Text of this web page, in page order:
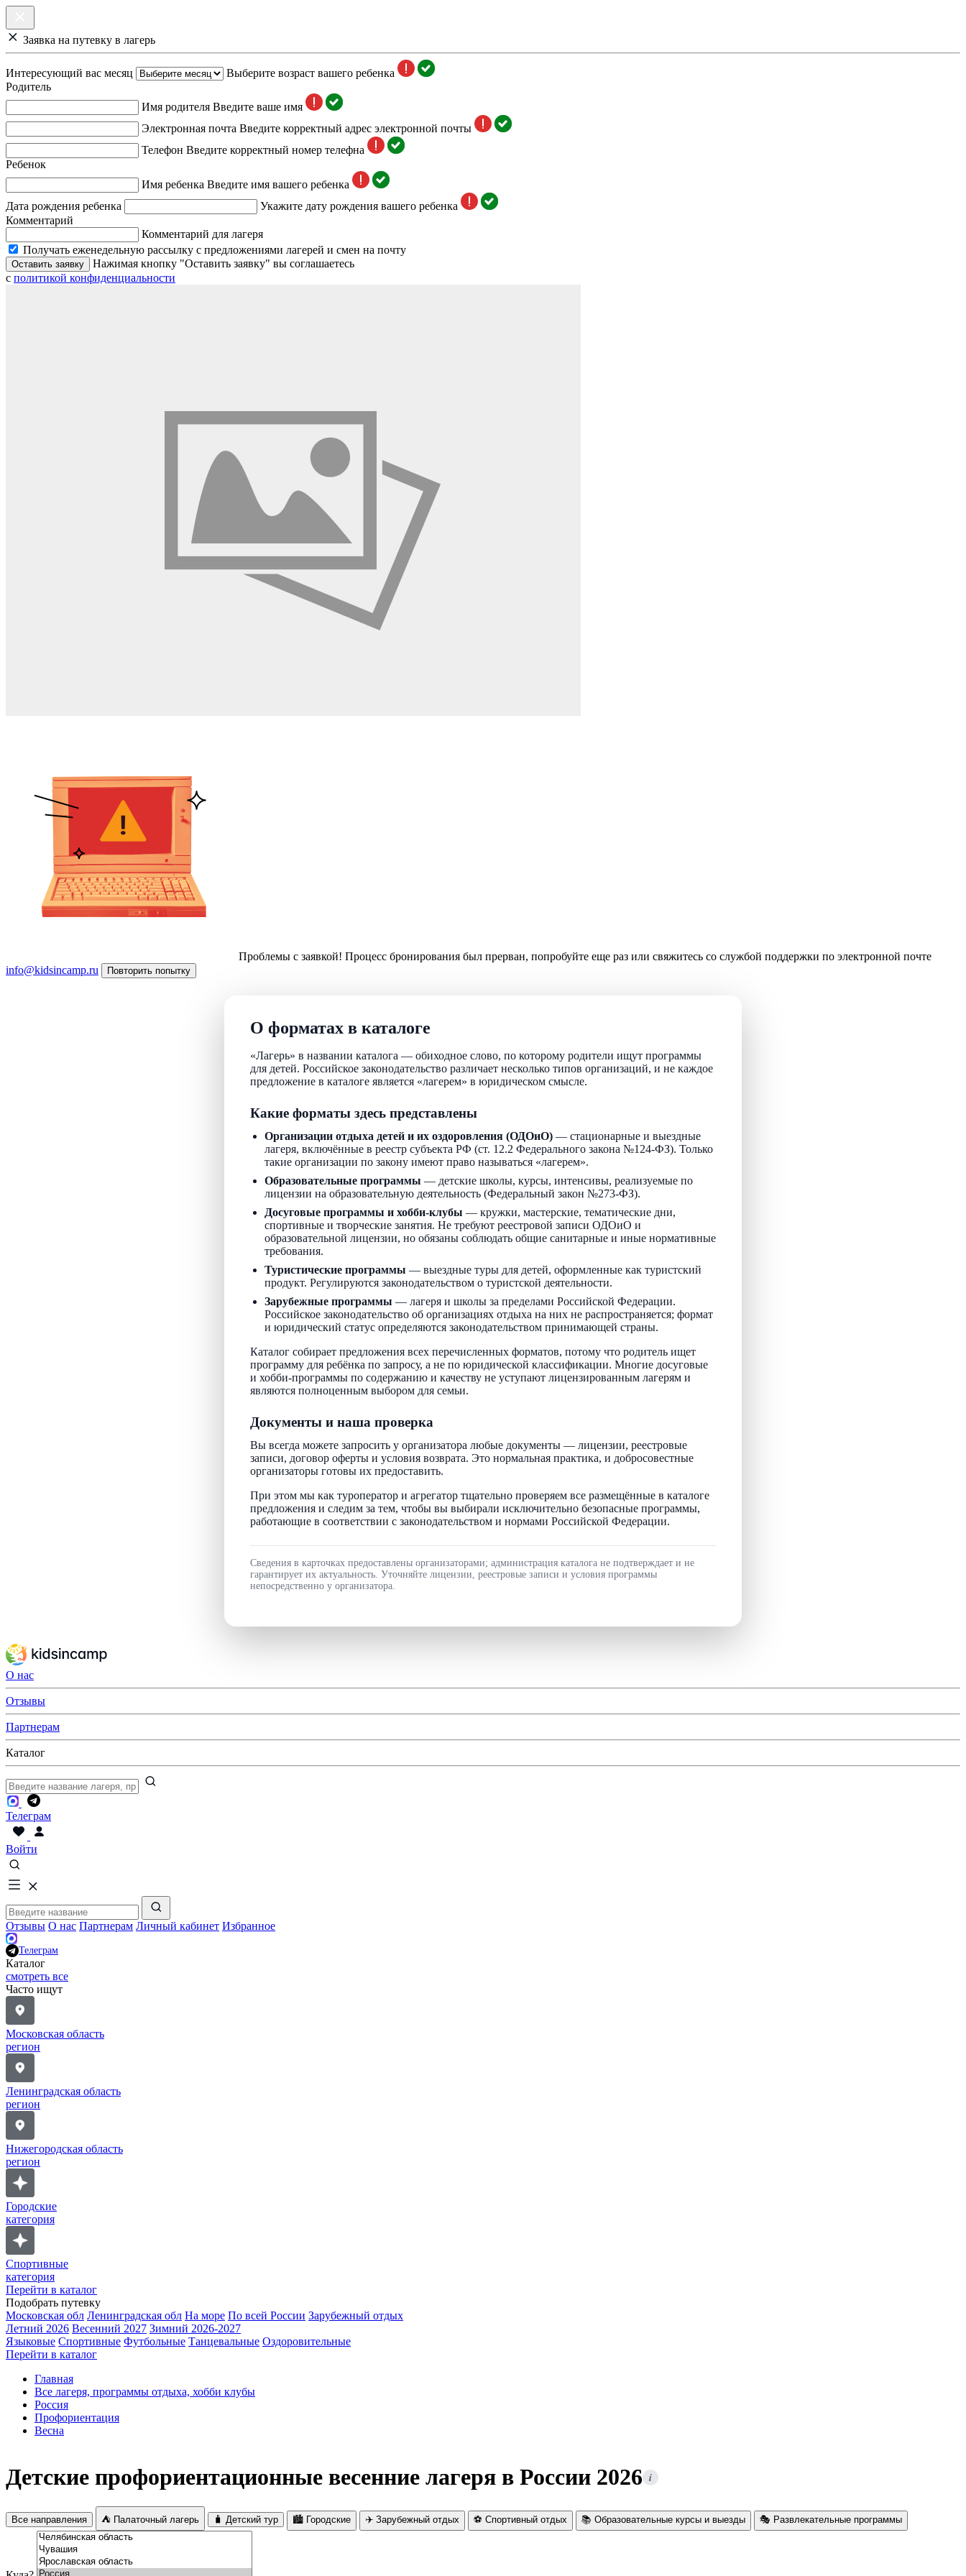
Заявка на путевку в лагерь
Интересующий вас месяц
Выберите возраст вашего ребенка
Родитель
Имя родителя Введите ваше имя
Электронная почта Введите корректный адрес электронной почты
Телефон Введите корректный номер телефна
Ребенок
Имя ребенка Введите имя вашего ребенка
Дата рождения ребенка
Укажите дату рождения вашего ребенка
Комментарий
Комментарий для лагеря
Получать еженедельную рассылку с предложениями лагерей и смен на почту
Оставить заявку
Нажимая кнопку "Оставить заявку" вы соглашаетесь
с политикой конфиденциальности
Проблемы с заявкой! Процесс бронирования был прерван, попробуйте еще раз или свяжитесь со службой поддержки по электронной почте
info@kidsincamp.ru
Повторить попытку
О форматах в каталоге
«Лагерь» в названии каталога — обиходное слово, по которому родители ищут программы
для детей. Российское законодательство различает несколько типов организаций, и не каждое
предложение в каталоге является «лагерем» в юридическом смысле.
Какие форматы здесь представлены
Организации отдыха детей и их оздоровления (ОДОиО) — стационарные и выездные
лагеря, включённые в реестр субъекта РФ (ст. 12.2 Федерального закона №124-ФЗ). Только
такие организации по закону имеют право называться «лагерем».
Образовательные программы — детские школы, курсы, интенсивы, реализуемые по
лицензии на образовательную деятельность (Федеральный закон №273-ФЗ).
Досуговые программы и хобби-клубы — кружки, мастерские, тематические дни,
спортивные и творческие занятия. Не требуют реестровой записи ОДОиО и
образовательной лицензии, но обязаны соблюдать общие санитарные и иные нормативные
требования.
Туристические программы — выездные туры для детей, оформленные как туристский
продукт. Регулируются законодательством о туристской деятельности.
Зарубежные программы — лагеря и школы за пределами Российской Федерации.
Российское законодательство об организациях отдыха на них не распространяется; формат
и юридический статус определяются законодательством принимающей страны.
Каталог собирает предложения всех перечисленных форматов, потому что родитель ищет
программу для ребёнка по запросу, а не по юридической классификации. Многие досуговые
и хобби-программы по содержанию и качеству не уступают лицензированным лагерям и
являются полноценным выбором для семьи.
Документы и наша проверка
Вы всегда можете запросить у организатора любые документы — лицензии, реестровые
записи, договор оферты и условия возврата. Это нормальная практика, и добросовестные
организаторы готовы их предоставить.
При этом мы как туроператор и агрегатор тщательно проверяем все размещённые в каталоге
предложения и следим за тем, чтобы вы выбирали исключительно безопасные программы,
работающие в соответствии с законодательством и нормами Российской Федерации.
Сведения в карточках предоставлены организаторами; администрация каталога не подтверждает и не
гарантирует их актуальность. Уточняйте лицензии, реестровые записи и условия программы
непосредственно у организатора.
О нас
Отзывы
Партнерам
Каталог
Телеграм
Войти
Отзывы О нас Партнерам Личный кабинет Избранное
Телеграм
Каталог
смотреть все
Часто ищут
Московская область
регион
Ленинградская область
регион
Нижегородская область
регион
Городские
категория
Спортивные
категория
Перейти в каталог
Подобрать путевку
Московская обл Ленинградская обл На море По всей России Зарубежный отдых
Летний 2026 Весенний 2027 Зимний 2026-2027
Языковые Спортивные Футбольные Танцевальные Оздоровительные
Перейти в каталог
Главная
Все лагеря, программы отдыха, хобби клубы
Россия
Профориентация
Весна
Детские профориентационные весенние лагеря в России 2026 i
Все направления ⛺ Палаточный лагерь 🧳 Детский тур 🏙️ Городские ✈️ Зарубежный отдых ⚽ Спортивный отдых 📚 Образовательные курсы и выезды 🎭 Развлекательные программы